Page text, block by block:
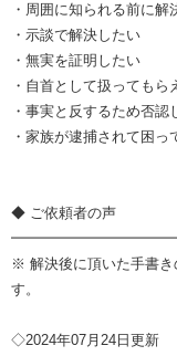
・周囲に知られる前に解
・示談で解決したい
・無実を証明したい
・自首として扱っても
・事実と反するため否認
・家族が逮捕されて困っ
◆ ご依頼者の声
※ 解決後に頂いた手書き
す。
◇2024年07月24日更新